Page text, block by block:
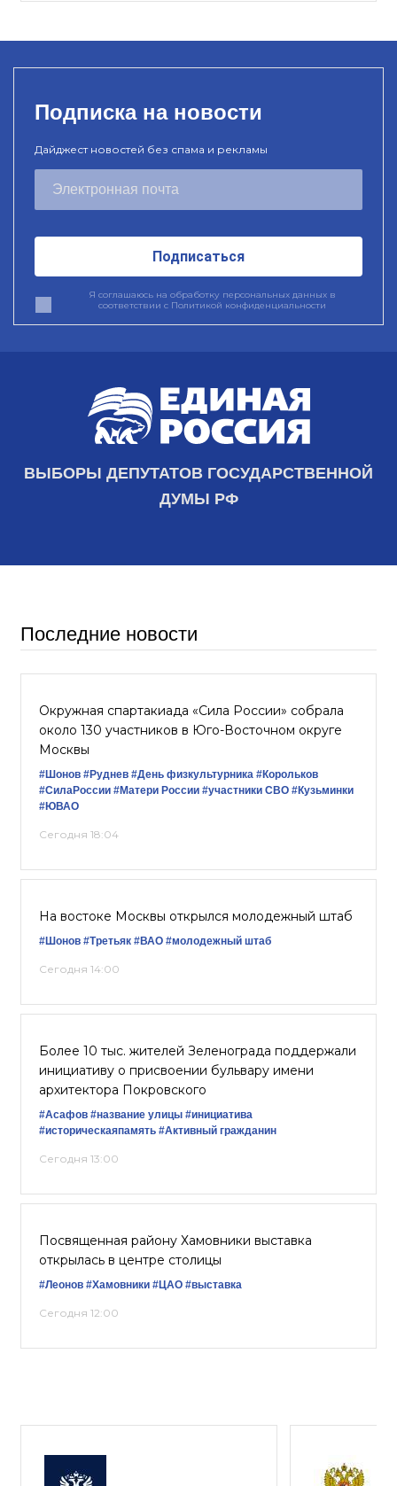
Подписка на новости
Дайджест новостей без спама и рекламы
Подписаться
Я соглашаюсь на обработку персональных данных в
соответствии с Политикой конфиденциальности
ВЫБОРЫ ДЕПУТАТОВ ГОСУДАРСТВЕННОЙ
ДУМЫ РФ
Последние новости
Окружная спартакиада «Сила России» собрала
около 130 участников в Юго-Восточном округе
Москвы
#Шонов #Руднев #День физкультурника #Корольков
#СилаРоссии #Матери России #участники СВО #Кузьминки
#ЮВАО
Сегодня 18:04
На востоке Москвы открылся молодежный штаб
#Шонов #Третьяк #ВАО #молодежный штаб
Сегодня 14:00
Более 10 тыс. жителей Зеленограда поддержали
инициативу о присвоении бульвару имени
архитектора Покровского
#Асафов #название улицы #инициатива
#историческаяпамять #Активный гражданин
Сегодня 13:00
Посвященная району Хамовники выставка
открылась в центре столицы
#Леонов #Хамовники #ЦАО #выставка
Сегодня 12:00